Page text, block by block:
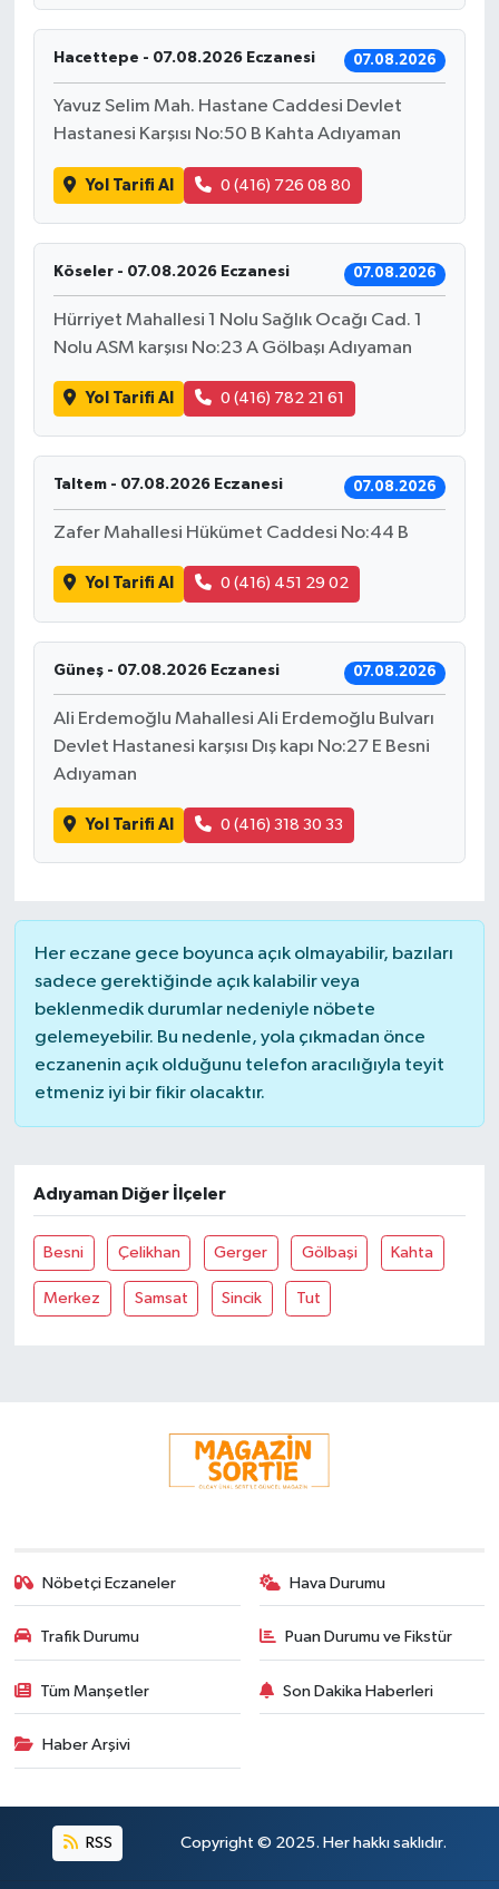
Hacettepe - 07.08.2026 Eczanesi 07.08.2026
Yavuz Selim Mah. Hastane Caddesi Devlet
Hastanesi Karşısı No:50 B Kahta Adıyaman
Yol Tarifi Al 0 (416) 726 08 80
Köseler - 07.08.2026 Eczanesi 07.08.2026
Hürriyet Mahallesi 1 Nolu Sağlık Ocağı Cad. 1
Nolu ASM karşısı No:23 A Gölbaşı Adıyaman
Yol Tarifi Al 0 (416) 782 21 61
Taltem - 07.08.2026 Eczanesi 07.08.2026
Zafer Mahallesi Hükümet Caddesi No:44 B
Yol Tarifi Al 0 (416) 451 29 02
Güneş - 07.08.2026 Eczanesi 07.08.2026
Ali Erdemoğlu Mahallesi Ali Erdemoğlu Bulvarı
Devlet Hastanesi karşısı Dış kapı No:27 E Besni
Adıyaman
Yol Tarifi Al 0 (416) 318 30 33
Her eczane gece boyunca açık olmayabilir, bazıları
sadece gerektiğinde açık kalabilir veya
beklenmedik durumlar nedeniyle nöbete
gelemeyebilir. Bu nedenle, yola çıkmadan önce
eczanenin açık olduğunu telefon aracılığıyla teyit
etmeniz iyi bir fikir olacaktır.
Adıyaman Diğer İlçeler
Besni Çelikhan Gerger Gölbaşi Kahta
Merkez Samsat Sincik Tut
Nöbetçi Eczaneler Hava Durumu
Trafik Durumu Puan Durumu ve Fikstür
Tüm Manşetler Son Dakika Haberleri
Haber Arşivi
RSS Copyright © 2025. Her hakkı saklıdır.